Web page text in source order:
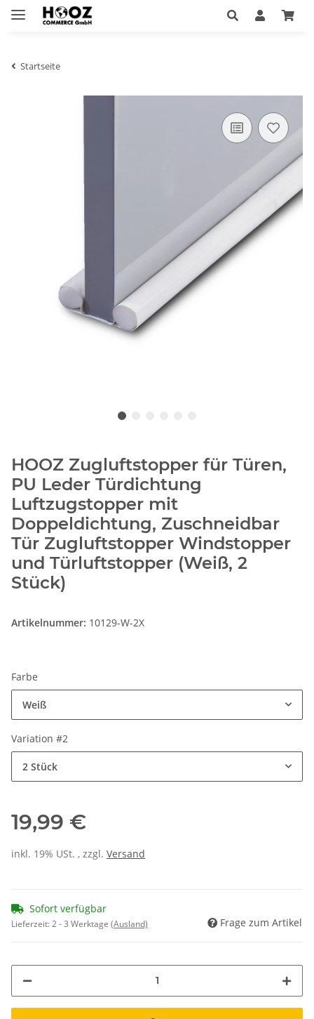
Startseite
HOOZ Zugluftstopper für Türen,
PU Leder Türdichtung
Luftzugstopper mit
Doppeldichtung, Zuschneidbar
Tür Zugluftstopper Windstopper
und Türluftstopper (Weiß, 2
Stück)
Artikelnummer: 10129-W-2X
Farbe
Weiß
Variation #2
2 Stück
19,99 €
inkl. 19% USt. , zzgl. Versand
Sofort verfügbar
Lieferzeit:2 - 3 Werktage (Ausland) Frage zum Artikel